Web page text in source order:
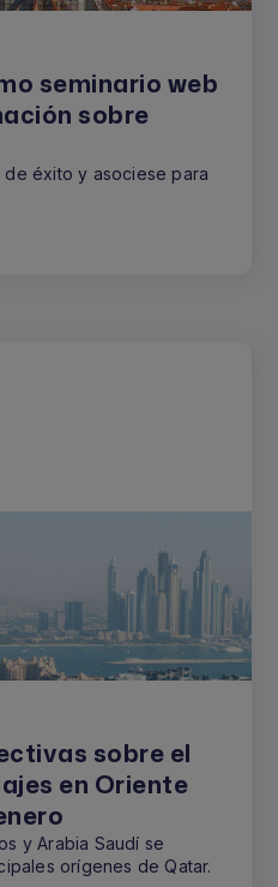
seminario web
sobre
de éxito y asociese para
sobre el
en Oriente
y Arabia Saudí se
orígenes de Qatar.